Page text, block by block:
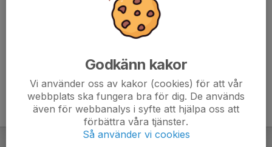
Godkänn kakor
Vi använder oss av kakor (cookies) för att vår
webbplats ska fungera bra för dig. De används
även för webbanalys i syfte att hjälpa oss att
förbättra våra tjänster.
Så använder vi cookies